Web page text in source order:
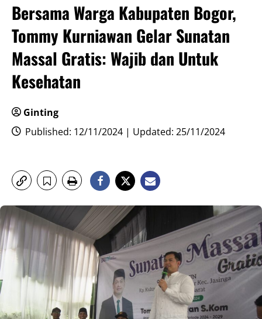
Bersama Warga Kabupaten Bogor,
Tommy Kurniawan Gelar Sunatan
Massal Gratis: Wajib dan Untuk
Kesehatan
Ginting
Published: 12/11/2024 | Updated: 25/11/2024